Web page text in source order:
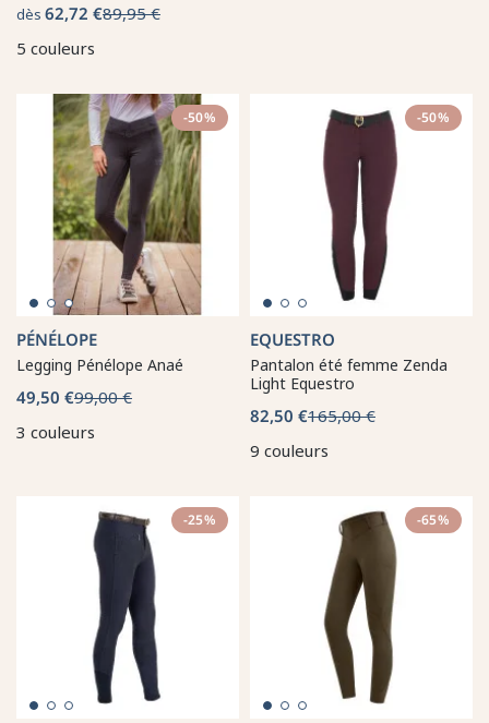
dès 62,72 €89,95 €
5 couleurs
-50%
PÉNÉLOPE
Legging Pénélope Anaé
49,50 €99,00 €
3 couleurs
-50%
EQUESTRO
Pantalon été femme Zenda
Light Equestro
82,50 €165,00 €
9 couleurs
-25% -65%